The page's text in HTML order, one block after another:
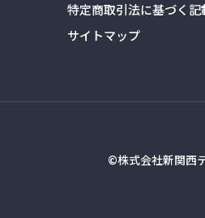
特定商取引法に基づく記
サイトマップ
©株式会社新関西